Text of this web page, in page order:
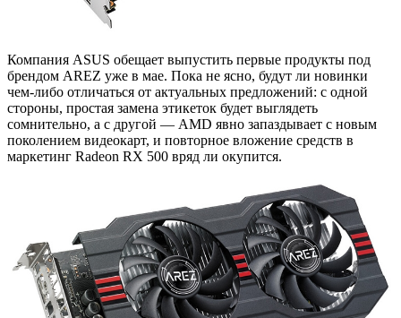
Компания ASUS обещает выпустить первые продукты под
брендом AREZ уже в мае. Пока не ясно, будут ли новинки
чем-либо отличаться от актуальных предложений: с одной
стороны, простая замена этикеток будет выглядеть
сомнительно, а с другой — AMD явно запаздывает с новым
поколением видеокарт, и повторное вложение средств в
маркетинг Radeon RX 500 вряд ли окупится.